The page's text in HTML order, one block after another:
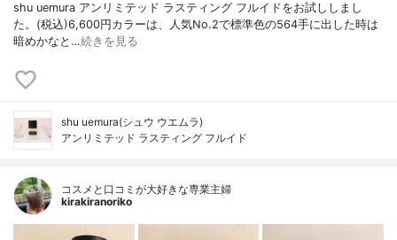
shu uemura アンリミテッド ラスティング フルイドをお試ししまし
た。(税込)6,600円カラーは、人気No.2で標準色の564手に出した時は
暗めかなと…続きを見る
shu uemura(シュウ ウエムラ)
アンリミテッド ラスティング フルイド
コスメと口コミが大好きな専業主婦
kirakiranoriko